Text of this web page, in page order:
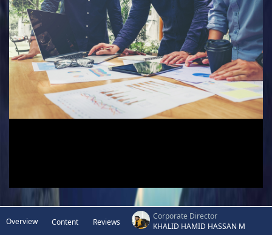
Overview Content Reviews
Corporate Director
KHALID HAMID HASSAN M